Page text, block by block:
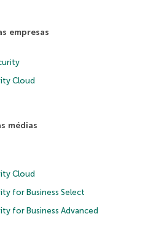
empresas
Cloud
médias
Cloud
for Business Select
for Business Advanced